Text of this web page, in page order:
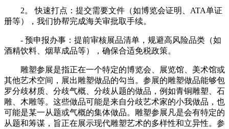
2。 快速打点：提交需要文件（如博览会证明、ATA单证
册等），我们协帮完成海关审批取手续。
- 预申报办事：提前审核展品清单，规避高风险品类（如
酒精饮料、烟草成品等），确保合适免税政策。
雕塑参展是指正在一个特定的博览会、展览馆、美术馆或
其他艺术空间，展出雕塑做品的勾当。参展的雕塑做品能够包
罗分歧材质、分歧气概、分歧从题的做品，例如青铜雕塑、石
雕、木雕等。这些做品可能是来自分歧艺术家的小我做品，也
可能是某一从题或气概的集体做品。雕塑参展凡是会有特定的
从题和筹谋，旨正在展示现代雕塑艺术的多样性和立异性。参